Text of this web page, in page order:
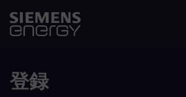
登録